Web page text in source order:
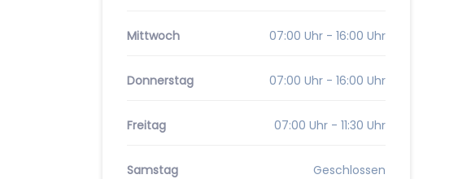
Mittwoch 07:00 Uhr - 16:00 Uhr
Donnerstag 07:00 Uhr - 16:00 Uhr
Freitag 07:00 Uhr - 11:30 Uhr
Samstag Geschlossen